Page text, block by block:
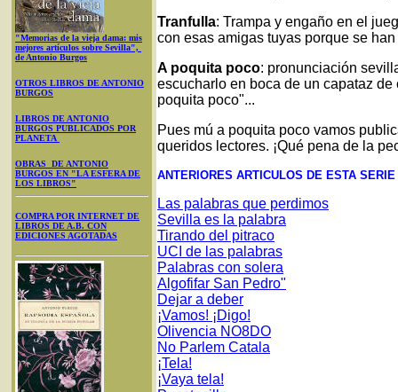
"Memorias de la vieja dama: mis
mejores artículos sobre Sevilla",
de Antonio Burgos
OTROS LIBROS DE ANTONIO
BURGOS
LIBROS DE ANTONIO
BURGOS PUBLICADOS POR
PLANETA
OBRAS DE ANTONIO
BURGOS EN "LA ESFERA DE
LOS LIBROS"
COMPRA POR INTERNET DE
LIBROS DE A.B. CON
EDICIONES AGOTADAS
Tranfulla: Trampa y engaño en el
con esas amigas tuyas porque se
A poquita poco: pronunciación
escucharlo en boca de un capataz
poquita poco"...
Pues mú a poquita poco vamos
queridos lectores. ¡Qué pena de la
ANTERIORES ARTICULOS DE ESTA
Las palabras que perdimos
Sevilla es la palabra
Tirando del pitraco
UCI de las palabras
Palabras con solera
Algofifar San Pedro"
Dejar a deber
¡Vamos! ¡Digo!
Olivencia NO8DO
No Parlem Catala
¡Tela!
¡Vaya tela!